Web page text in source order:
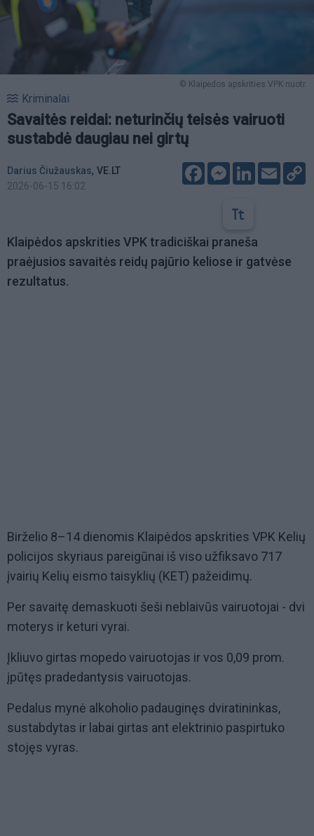
© Klaipėdos apskrities VPK nuotr.
Kriminalai
Savaitės reidai: neturinčių teisės vairuoti
sustabdė daugiau nei girtų
Darius Čiužauskas, VE.LT
2026-06-15 16:02
FacebookMessenger
LinkedIn
Email
Klaipėdos apskrities VPK tradiciškai praneša
praėjusios savaitės reidų pajūrio keliose ir gatvėse
rezultatus.
Birželio 8–14 dienomis Klaipėdos apskrities VPK Kelių
policijos skyriaus pareigūnai iš viso užfiksavo 717
įvairių Kelių eismo taisyklių (KET) pažeidimų.
Per savaitę demaskuoti šeši neblaivūs vairuotojai - dvi
moterys ir keturi vyrai.
Įkliuvo girtas mopedo vairuotojas ir vos 0,09 prom.
įpūtęs pradedantysis vairuotojas.
Pedalus mynė alkoholio padauginęs dviratininkas,
sustabdytas ir labai girtas ant elektrinio paspirtuko
stojęs vyras.